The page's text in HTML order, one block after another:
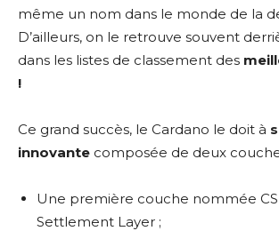
même un nom dans le monde de la
D’ailleurs, on le retrouve souvent
dans les listes de classement des
!
Ce grand succès, le Cardano le doit à
innovante composée de deux
Une première couche nommée
Settlement Layer ;